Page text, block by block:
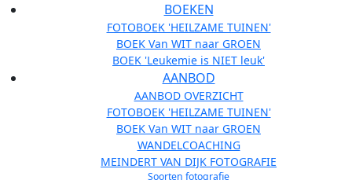
BOEKEN
FOTOBOEK 'HEILZAME TUINEN'
BOEK Van WIT naar GROEN
BOEK 'Leukemie is NIET leuk'
AANBOD
AANBOD OVERZICHT
FOTOBOEK 'HEILZAME TUINEN'
BOEK Van WIT naar GROEN
WANDELCOACHING
MEINDERT VAN DIJK FOTOGRAFIE
Soorten fotografie